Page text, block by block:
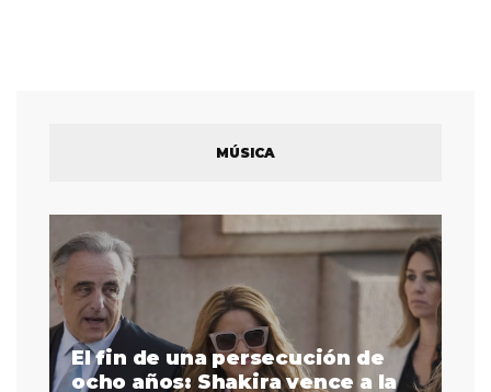
MÚSICA
El fin de una persecución de
ocho años: Shakira vence a la